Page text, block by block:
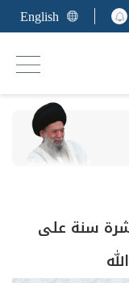
English
سنة على